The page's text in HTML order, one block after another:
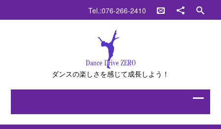
Tel.:076-266-2410
ダンスの楽しさを感じて成長しよう！